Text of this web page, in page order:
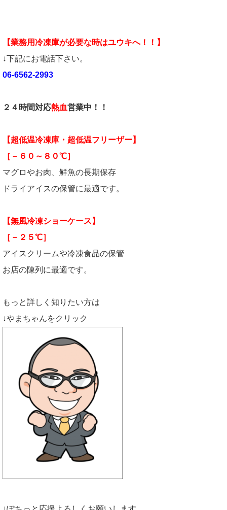
【業務用冷凍庫が必要な時はユウキへ！！】
↓下記にお電話下さい。
06-6562-2993
２４時間対応熱血営業中！！
【超低温冷凍庫・超低温フリーザー】
［－６０～８０℃］
マグロやお肉、鮮魚の長期保存
ドライアイスの保管に最適です。
【無風冷凍ショーケース】
［－２５℃］
アイスクリームや冷凍食品の保管
お店の陳列に最適です。
もっと詳しく知りたい方は
↓やまちゃんをクリック